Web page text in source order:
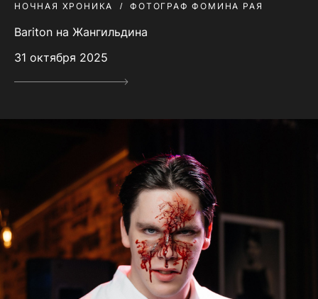
НОЧНАЯ ХРОНИКА ФОТОГРАФ ФОМИНА РАЯ
Bariton на Жангильдина
31 октября 2025